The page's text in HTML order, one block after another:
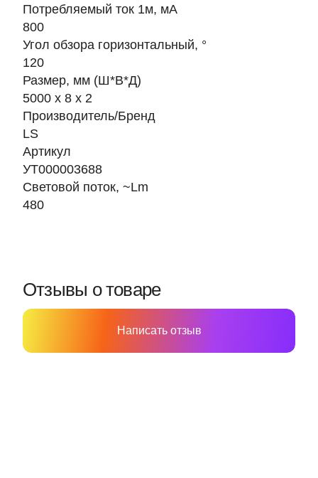
Потребляемый ток 1м, мА
800
Угол обзора горизонтальный, °
120
Размер, мм (Ш*В*Д)
5000 х 8 х 2
Производитель/Бренд
LS
Артикул
УТ000003688
Световой поток, ~Lm
480
Отзывы о товаре
Написать отзыв